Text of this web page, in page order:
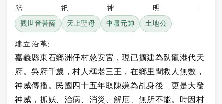
陪祀神明:
觀世音菩薩 天上聖母 中壇元帥 土地公
建立沿革:
嘉義縣東石鄉洲仔村慈安宮，現已擴建為臥龍港代天
府。吳府千歲，村人稱老三王，在鄉里間救人無數，
神威傳播。民國四十五年取陳嫌為乩身後，更是大發
神威，抓妖、治病、消災、解厄、無所不能。時因村